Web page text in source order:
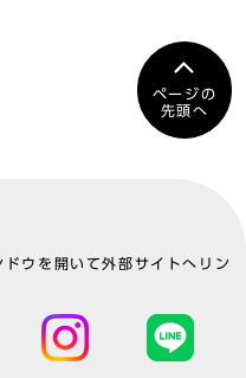
ページの
先頭へ
ウを開いて外部サイトへリン